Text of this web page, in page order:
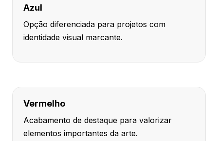
Azul
Opção diferenciada para projetos com
identidade visual marcante.
Vermelho
Acabamento de destaque para valorizar
elementos importantes da arte.